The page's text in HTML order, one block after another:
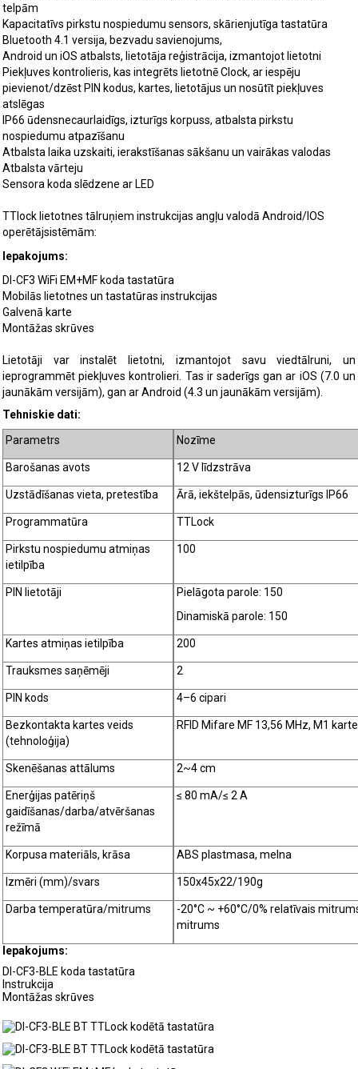
telpām
Kapacitatīvs pirkstu nospiedumu sensors, skārienjutīga tastatūra
Bluetooth 4.1 versija, bezvadu savienojums,
Android un iOS atbalsts, lietotāja reģistrācija, izmantojot lietotni
Piekļuves kontrolieris, kas integrēts lietotnē Clock, ar iespēju
pievienot/dzēst PIN kodus, kartes, lietotājus un nosūtīt piekļuves
atslēgas
IP66 ūdensnecaurlaidīgs, izturīgs korpuss, atbalsta pirkstu
nospiedumu atpazīšanu
Atbalsta laika uzskaiti, ierakstīšanas sākšanu un vairākas valodas
Atbalsta vārteju
Sensora koda slēdzene ar LED
TTlock lietotnes tālruņiem instrukcijas angļu valodā Android/IOS
operētājsistēmām:
Iepakojums:
DI-CF3 WiFi EM+MF koda tastatūra
Mobilās lietotnes un tastatūras instrukcijas
Galvenā karte
Montāžas skrūves
Lietotāji var instalēt lietotni, izmantojot savu viedtālruni, un
ieprogrammēt piekļuves kontrolieri. Tas ir saderīgs gan ar iOS (7.0 un
jaunākām versijām), gan ar Android (4.3 un jaunākām versijām).
Tehniskie dati:
Parametrs
Nozīme
Barošanas avots 12 V līdzstrāva
Uzstādīšanas vieta, pretestība Ārā, iekštelpās, ūdensizturīgs IP66
Programmatūra TTLock
Pirkstu nospiedumu atmiņas
ietilpība
100
PIN lietotāji
Pielāgota parole: 150
Dinamiskā parole: 150
Kartes atmiņas ietilpība 200
Trauksmes saņēmēji 2
PIN kods 4–6 cipari
Bezkontakta kartes veids
(tehnoloģija)
RFID Mifare MF 13,56 MHz, M1 karte
Skenēšanas attālums 2~4 cm
Enerģijas patēriņš
gaidīšanas/darba/atvēršanas
režīmā
≤ 80 mA/≤ 2 A
Korpusa materiāls, krāsa ABS plastmasa, melna
Izmēri (mm)/svars 150x45x22/190g
Darba temperatūra/mitrums
-20°C ~ +60°C/0% relatīvais
mitrums
Iepakojums:
DI-CF3-BLE koda tastatūra
Instrukcija
Montāžas skrūves